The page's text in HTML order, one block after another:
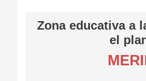
Zona educativa a
el